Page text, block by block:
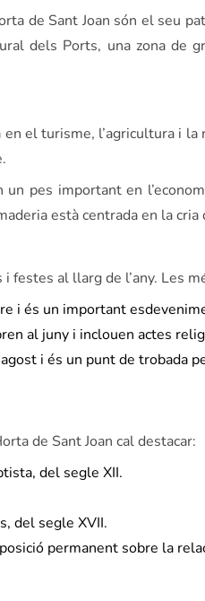
de Sant Joan són el seu
dels Ports, una zona de
en el turisme, l’agricultura
pes important en
està centrada en la cria
festes al llarg de l’any. Les
i és un important
al juny i inclouen actes
i és un punt de trobada
de Sant Joan cal destacar:
del segle XII.
del segle XVII.
permanent sobre la